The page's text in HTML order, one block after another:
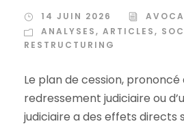
14 JUIN 2026
ANALYSES, ARTICLES,
RESTRUCTURING
Le plan de cession, prononcé
redressement judiciaire ou
judiciaire a des effets directs